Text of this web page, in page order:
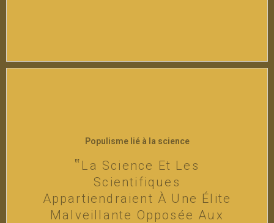
Populisme lié à la science
La Science Et Les
Scientifiques
Appartiendraient À Une Élite
Malveillante Opposée Aux